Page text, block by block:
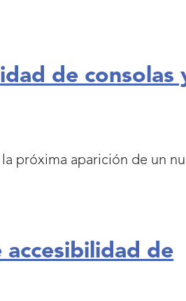
de consolas
próxima aparición de un
de